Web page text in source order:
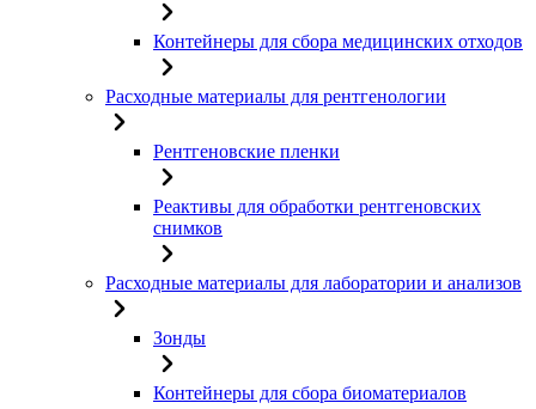
Контейнеры для сбора медицинских отходов
Расходные материалы для рентгенологии
Рентгеновские пленки
Реактивы для обработки рентгеновских
снимков
Расходные материалы для лаборатории и анализов
Зонды
Контейнеры для сбора биоматериалов